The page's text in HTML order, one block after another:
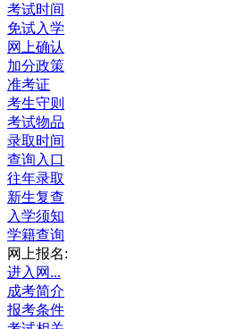
考试时间
免试入学
网上确认
加分政策
准考证
考生守则
考试物品
录取时间
查询入口
往年录取
新生复查
入学须知
学籍查询
网上报名:
进入网...
成考简介
报考条件